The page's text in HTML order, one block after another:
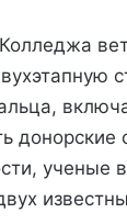
донорские
ученые